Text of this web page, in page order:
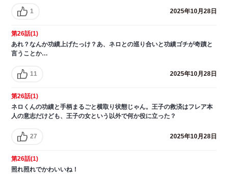
1 2025年10月28日
第26話(1)
あれ？なんか功績上げたっけ？あ、ネロとの巡り合いと功績ゴチが奇蹟と
言うことか…
11 2025年10月28日
第26話(1)
ネロくんの功績と手柄まるごと横取り状態じゃん。王子の救済はフレア本
人の意志だけども、王子の女という以外で何か役に立った？
27 2025年10月28日
第26話(1)
照れ照れでかわいいね！